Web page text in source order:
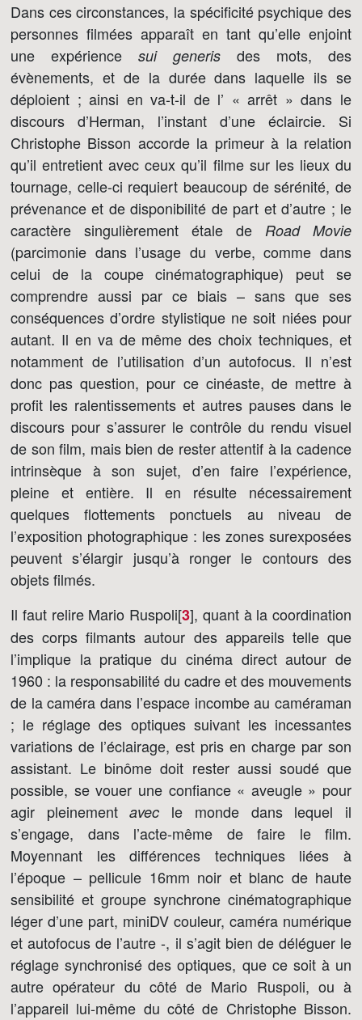
Dans ces circonstances, la spécificité psychique des
personnes filmées apparaît en tant qu’elle enjoint
une expérience sui generis des mots, des
évènements, et de la durée dans laquelle ils se
déploient ; ainsi en va-t-il de l’ « arrêt » dans le
discours d’Herman, l’instant d’une éclaircie. Si
Christophe Bisson accorde la primeur à la relation
qu’il entretient avec ceux qu’il filme sur les lieux du
tournage, celle-ci requiert beaucoup de sérénité, de
prévenance et de disponibilité de part et d’autre ; le
caractère singulièrement étale de Road Movie
(parcimonie dans l’usage du verbe, comme dans
celui de la coupe cinématographique) peut se
comprendre aussi par ce biais – sans que ses
conséquences d’ordre stylistique ne soit niées pour
autant. Il en va de même des choix techniques, et
notamment de l’utilisation d’un autofocus. Il n’est
donc pas question, pour ce cinéaste, de mettre à
profit les ralentissements et autres pauses dans le
discours pour s’assurer le contrôle du rendu visuel
de son film, mais bien de rester attentif à la cadence
intrinsèque à son sujet, d’en faire l’expérience,
pleine et entière. Il en résulte nécessairement
quelques flottements ponctuels au niveau de
l’exposition photographique : les zones surexposées
peuvent s’élargir jusqu’à ronger le contours des
objets filmés.
Il faut relire Mario Ruspoli[3], quant à la coordination
des corps filmants autour des appareils telle que
l’implique la pratique du cinéma direct autour de
1960 : la responsabilité du cadre et des mouvements
de la caméra dans l’espace incombe au caméraman
; le réglage des optiques suivant les incessantes
variations de l’éclairage, est pris en charge par son
assistant. Le binôme doit rester aussi soudé que
possible, se vouer une confiance « aveugle » pour
agir pleinementavec le monde dans lequel il
s’engage, dans l’acte-même de faire le film.
Moyennant les différences techniques liées à
l’époque – pellicule 16mm noir et blanc de haute
sensibilité et groupe synchrone cinématographique
léger d’une part, miniDV couleur, caméra numérique
et autofocus de l’autre -, il s’agit bien de déléguer le
réglage synchronisé des optiques, que ce soit à un
autre opérateur du côté de Mario Ruspoli, ou à
l’appareil lui-même du côté de Christophe Bisson.